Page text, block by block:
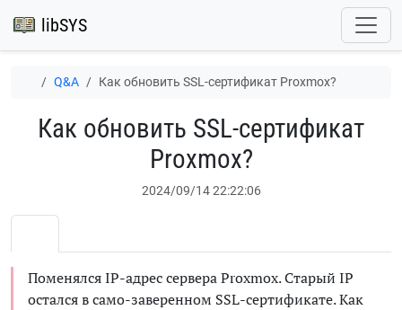
libSYS
Q&A Как обновить SSL-сертификат Proxmox?
Как обновить SSL-сертификат
Proxmox?
2024/09/14 22:22:06
Поменялся IP-адрес сервера Proxmox. Старый IP
остался в само-заверенном SSL-сертификате. Как